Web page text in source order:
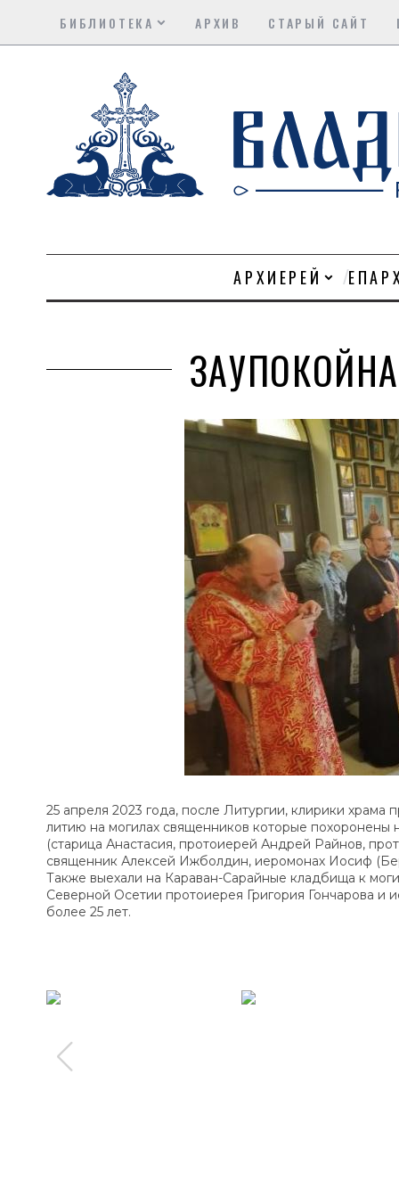
БИБЛИОТЕКА АРХИВ СТАРЫЙ САЙТ
АРХИЕРЕЙ
25 апреля 2023 года, после Литургии, клирики
литию на могилах священников которые
(старица Анастасия, протоиерей Андрей Райнов,
священник Алексей Ижболдин, иеромонах Иосиф
Также выехали на Караван-Сарайные кладбища к
Северной Осетии протоиерея Григория Гончарова
более 25 лет.